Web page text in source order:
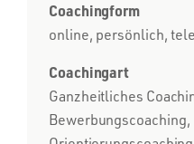
Coachingform
online, persönlich,
Coachingart
Ganzheitliches
Bewerbungscoaching,